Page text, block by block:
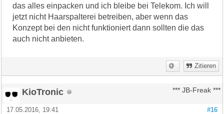
das alles einpacken und ich bleibe bei Telekom. Ich will
jetzt nicht Haarspalterei betreiben, aber wenn das
Konzept bei den nicht funktioniert dann sollten die das
auch nicht anbieten.
Zitieren
KioTronic *** JB-Freak ***
#16
17.05.2016, 19:41